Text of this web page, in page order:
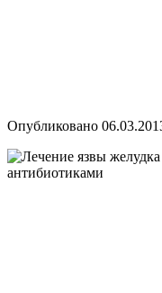
Опубликовано